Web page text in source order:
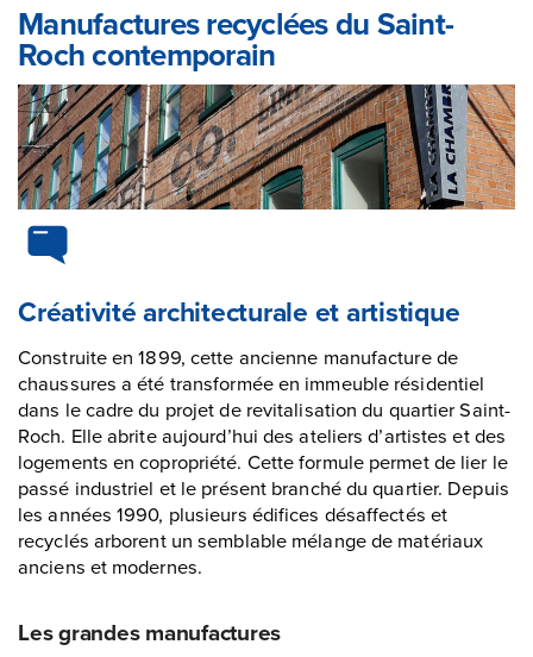
Manufactures recyclées du Saint-
Roch contemporain
Créativité architecturale et artistique
Construite en 1899, cette ancienne manufacture de
chaussures a été transformée en immeuble résidentiel
dans le cadre du projet de revitalisation du quartier Saint-
Roch. Elle abrite aujourd’hui des ateliers d’artistes et des
logements en copropriété. Cette formule permet de lier le
passé industriel et le présent branché du quartier. Depuis
les années 1990, plusieurs édifices désaffectés et
recyclés arborent un semblable mélange de matériaux
anciens et modernes.
Les grandes manufactures